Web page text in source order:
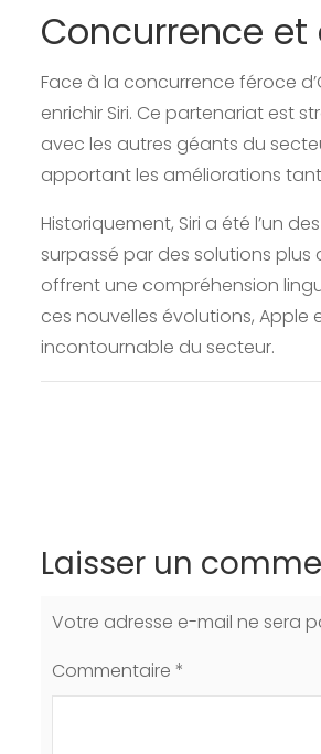
Concurrence
Face à la concurrence féroce
enrichir Siri. Ce partenariat est
avec les autres géants du
apportant les améliorations
Historiquement, Siri a été l’un
surpassé par des solutions plus
offrent une compréhension
ces nouvelles évolutions,
incontournable du secteur.
Laisser un
Votre adresse e-mail ne sera
Commentaire *